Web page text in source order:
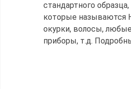
стандартного
которые называются
окурки, волосы,
приборы, т.д.